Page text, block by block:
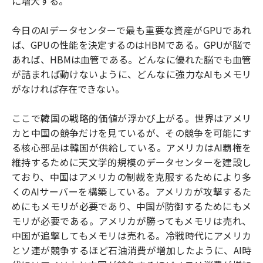
今日のAIデータセンターで最も重要な資産がGPUであれ
ば、GPUの性能を決定するのはHBMである。GPUが脳で
あれば、HBMは血管である。どんなに優れた脳でも血管
が詰まれば動けないように、どんなに強力なAIもメモリ
がなければ存在できない。
ここで韓国の戦略的価値が浮かび上がる。世界はアメリ
カと中国の競争だけを見ているが、その競争を可能にす
る核心部品は韓国が供給している。アメリカはAI覇権を
維持するために天文学的規模のデータセンターを建設し
ており、中国はアメリカの制裁を克服するためにより多
くのAIサーバーを構築している。アメリカが攻撃するた
めにもメモリが必要であり、中国が防御するためにもメ
モリが必要である。アメリカが勝ってもメモリは売れ、
中国が追撃してもメモリは売れる。冷戦時代にアメリカ
とソ連が競争するほど石油消費が増加したように、AI時